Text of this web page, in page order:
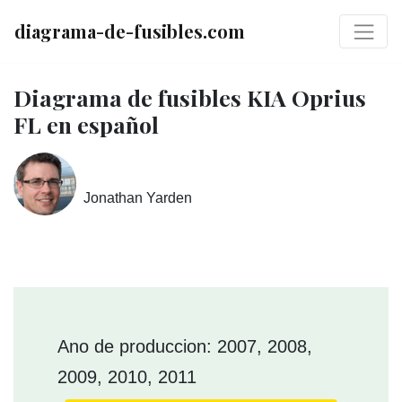
diagrama-de-fusibles.com
Diagrama de fusibles KIA Oprius
FL en español
Jonathan Yarden
Ano de produccion: 2007, 2008,
2009, 2010, 2011